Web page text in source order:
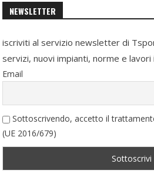
NEWSLETTER
iscriviti al servizio newsletter di
servizi, nuovi impianti, norme e lavori
Email
Sottoscrivendo, accetto il
(UE 2016/679)